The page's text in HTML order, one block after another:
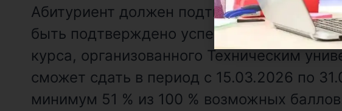
Абитуриент должен подтвердить знание
быть подтверждено успешным
курса, организованного Техническим
сможет сдать в период с 15.03.2026 по
минимум 51 % из 100 % возможных